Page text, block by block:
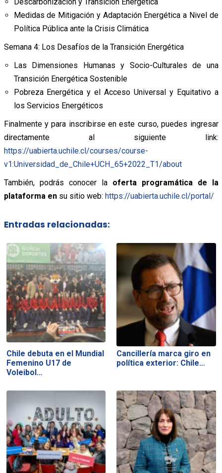
Medidas de Mitigación y Adaptación Energética a Nivel de
Política Pública ante la Crisis Climática
Semana 4: Los Desafíos de la Transición Energética
Las Dimensiones Humanas y Socio-Culturales de una
Transición Energética Sostenible
Pobreza Energética y el Acceso Universal y Equitativo a
los Servicios Energéticos
Finalmente y para inscribirse en este curso, puedes ingresar
directamente al siguiente link:
https://uabierta.uchile.cl/courses/course-
v1:Universidad_de_Chile+UCH_65+2022_T1/about
También, podrás conocer la oferta programática de la
plataforma ensu sitio web: https://uabierta.uchile.cl/portal/
Entradas relacionadas:
Chile debuta en el Mundial
Femenino U17 de
Voleibol…
Cancillería marca giro en
política exterior: Chile…